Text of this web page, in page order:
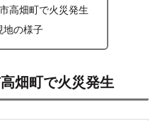
高畑町で火災発生
地の様子
畑町で火災発生